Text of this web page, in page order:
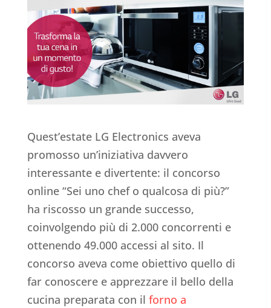
Quest’estate LG Electronics aveva
promosso un’iniziativa davvero
interessante e divertente: il concorso
online “Sei uno chef o qualcosa di più?”
ha riscosso un grande successo,
coinvolgendo più di 2.000 concorrenti e
ottenendo 49.000 accessi al sito. Il
concorso aveva come obiettivo quello di
far conoscere e apprezzare il bello della
cucina preparata con il forno a